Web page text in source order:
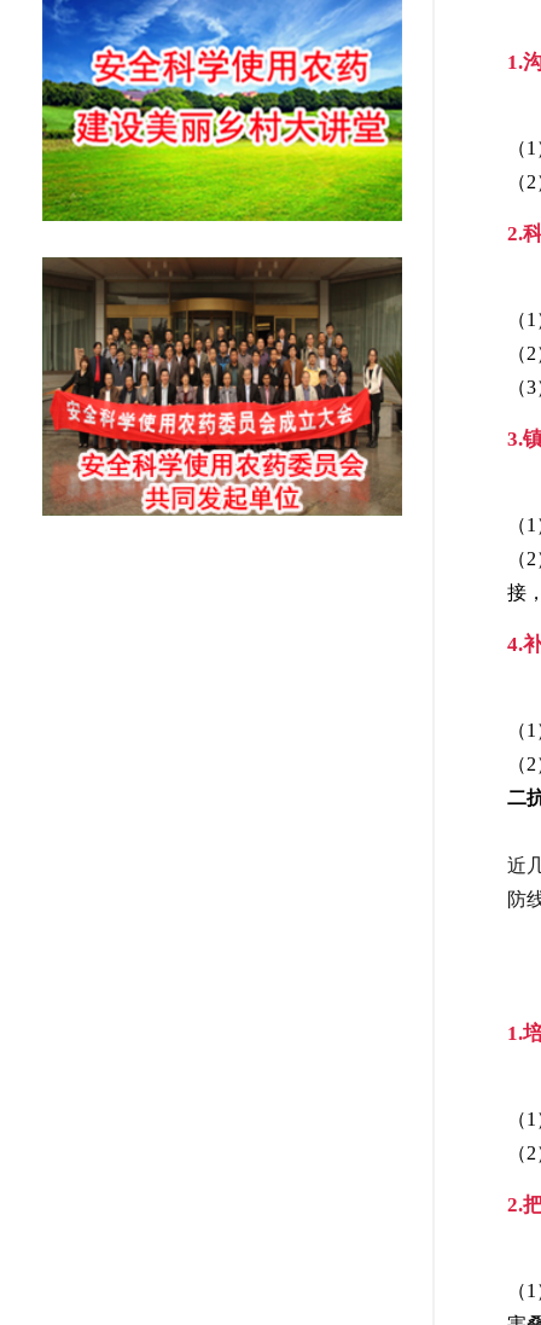
1.
（
（
2.
（
（
（
3.
（
（
接
4.
（
（
二
近
防
1.
（
（
2.
（